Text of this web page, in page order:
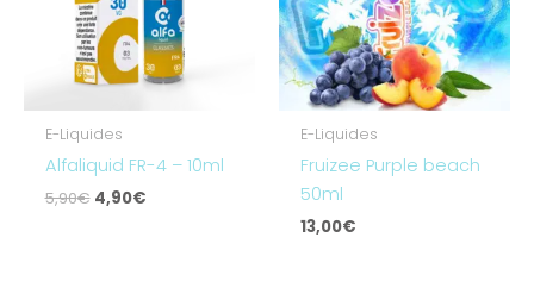
E-Liquides
Alfaliquid FR-4 – 10ml
5,90€ 4,90€
E-Liquides
Fruizee Purple beach
50ml
13,00€